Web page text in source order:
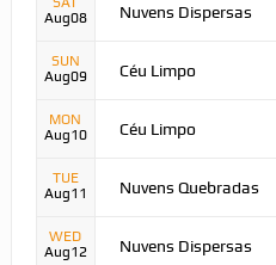
Aug08
Nuvens Dispersas
SUN
Aug09
Céu Limpo
MON
Aug10
Céu Limpo
TUE
Aug11
Nuvens Quebradas
WED
Aug12
Nuvens Dispersas